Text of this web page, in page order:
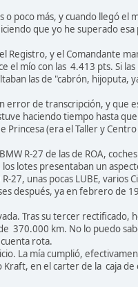
poco más, y cuando llegó el
que yo he superado esa
y el Comandante
mío con las 4.413 pts. Si
las de "cabrón, hijoputa,
error de transcripción, y que
haciendo tiempo hasta
(era el Taller y
R-27 de las de ROA,
lotes presentaban un
27, unas pocas LUBE, varios
después, ya en febrero de
Tras su tercer rectificado,
370.000 km. No lo puedo
rota.
La mía cumplió,
en el carter de la caja